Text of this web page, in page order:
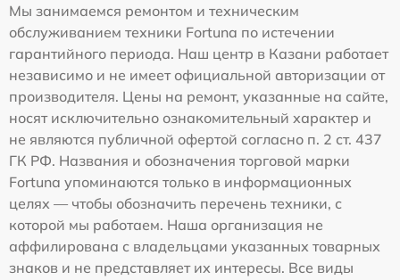
Мы занимаемся ремонтом и техническим
обслуживанием техники Fortuna по истечении
гарантийного периода. Наш центр в Казани работает
независимо и не имеет официальной авторизации от
производителя. Цены на ремонт, указанные на сайте,
носят исключительно ознакомительный характер и
не являются публичной офертой согласно п. 2 ст. 437
ГК РФ. Названия и обозначения торговой марки
Fortuna упоминаются только в информационных
целях — чтобы обозначить перечень техники, с
которой мы работаем. Наша организация не
аффилирована с владельцами указанных товарных
знаков и не представляет их интересы. Все виды